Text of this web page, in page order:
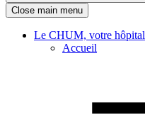
Close main menu
Le CHUM, votre hôpital
Accueil